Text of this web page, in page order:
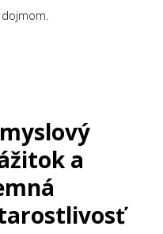
dojmom.
a